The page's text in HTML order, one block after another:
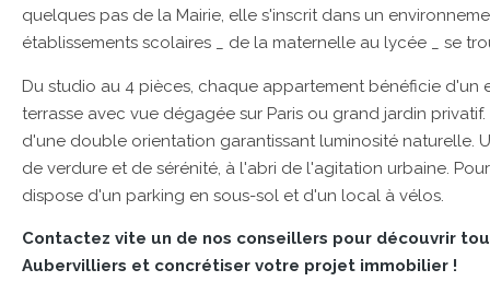
quelques pas de la Mairie, elle s'inscrit dans un
établissements scolaires _ de la maternelle au lycée _ se
Du studio au 4 pièces, chaque appartement bénéficie d'un
terrasse avec vue dégagée sur Paris ou grand jardin
d'une double orientation garantissant luminosité naturelle.
de verdure et de sérénité, à l'abri de l'agitation urbaine.
dispose d'un parking en sous-sol et d'un local à vélos.
Contactez vite un de nos conseillers pour découvrir
Aubervilliers et concrétiser votre projet immobilier !